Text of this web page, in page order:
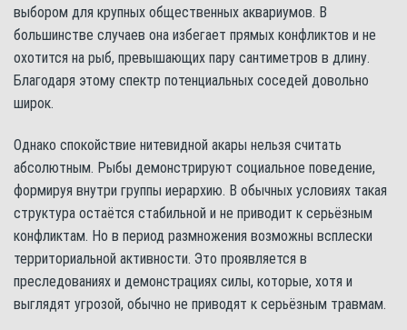
выбором для крупных общественных аквариумов. В
большинстве случаев она избегает прямых конфликтов и не
охотится на рыб, превышающих пару сантиметров в длину.
Благодаря этому спектр потенциальных соседей довольно
широк.
Однако спокойствие нитевидной акары нельзя считать
абсолютным. Рыбы демонстрируют социальное поведение,
формируя внутри группы иерархию. В обычных условиях такая
структура остаётся стабильной и не приводит к серьёзным
конфликтам. Но в период размножения возможны всплески
территориальной активности. Это проявляется в
преследованиях и демонстрациях силы, которые, хотя и
выглядят угрозой, обычно не приводят к серьёзным травмам.